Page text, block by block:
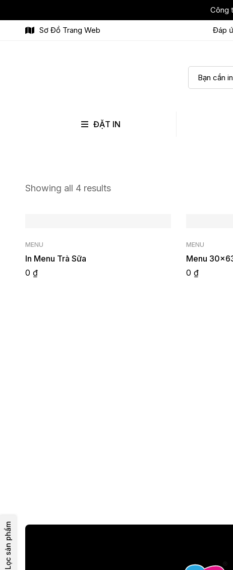
Công
Sơ Đồ Trang Web Đáp
ĐẶT IN
Lọc sản phẩm
Showing all 4 results
MENU
In Menu Trà Sữa
0 ₫
MENU
Menu
0 ₫